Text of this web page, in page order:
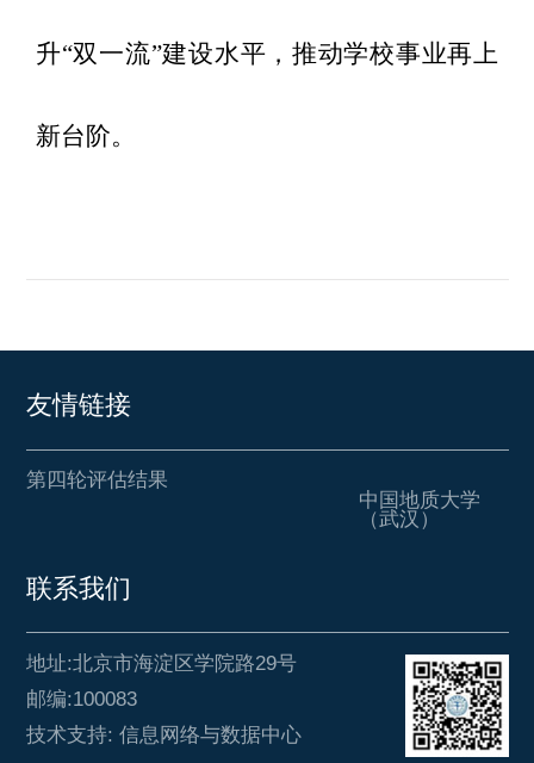
升“双一流”建设水平，推动学校事业再上
新台阶。
友情链接
第四轮评估结果
中国地质大学
（武汉）
联系我们
地址:北京市海淀区学院路29号
邮编:100083
技术支持: 信息网络与数据中心